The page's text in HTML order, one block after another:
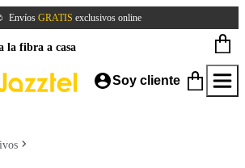
Envíos GRATIS exclusivos online
la fibra a casa
Soy cliente